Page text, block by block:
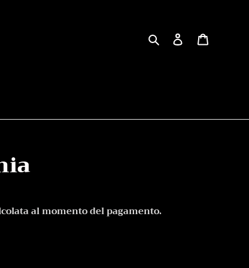
Cerca Accedi
al momento del pagamento.